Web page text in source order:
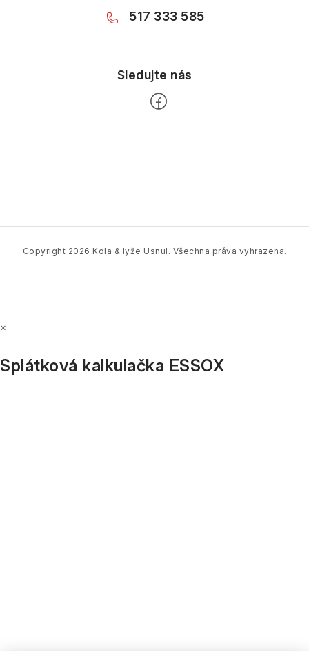
517 333 585
Copyright 2026 Kola & lyže Usnul . Všechna práva vyhrazena.
×
Splátková kalkulačka ESSOX